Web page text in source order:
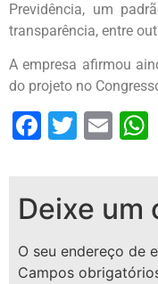
Previdência, um
transparência, entre
A empresa afirmou
do projeto no
Facebook
Twitter
Deixe um
O seu endereço de
Campos